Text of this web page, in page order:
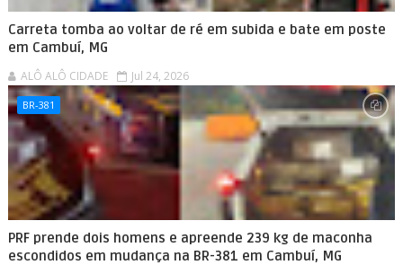
Carreta tomba ao voltar de ré em subida e bate em poste
em Cambuí, MG
ALÔ ALÔ CIDADE Jul 24, 2026
BR-381
PRF prende dois homens e apreende 239 kg de maconha
escondidos em mudança na BR-381 em Cambuí, MG